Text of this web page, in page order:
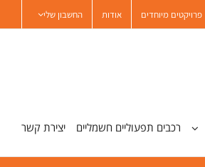
פרויקטים מיוחדים אודות החשבון שלי
רכבים תפעוליים חשמליים יצירת קשר